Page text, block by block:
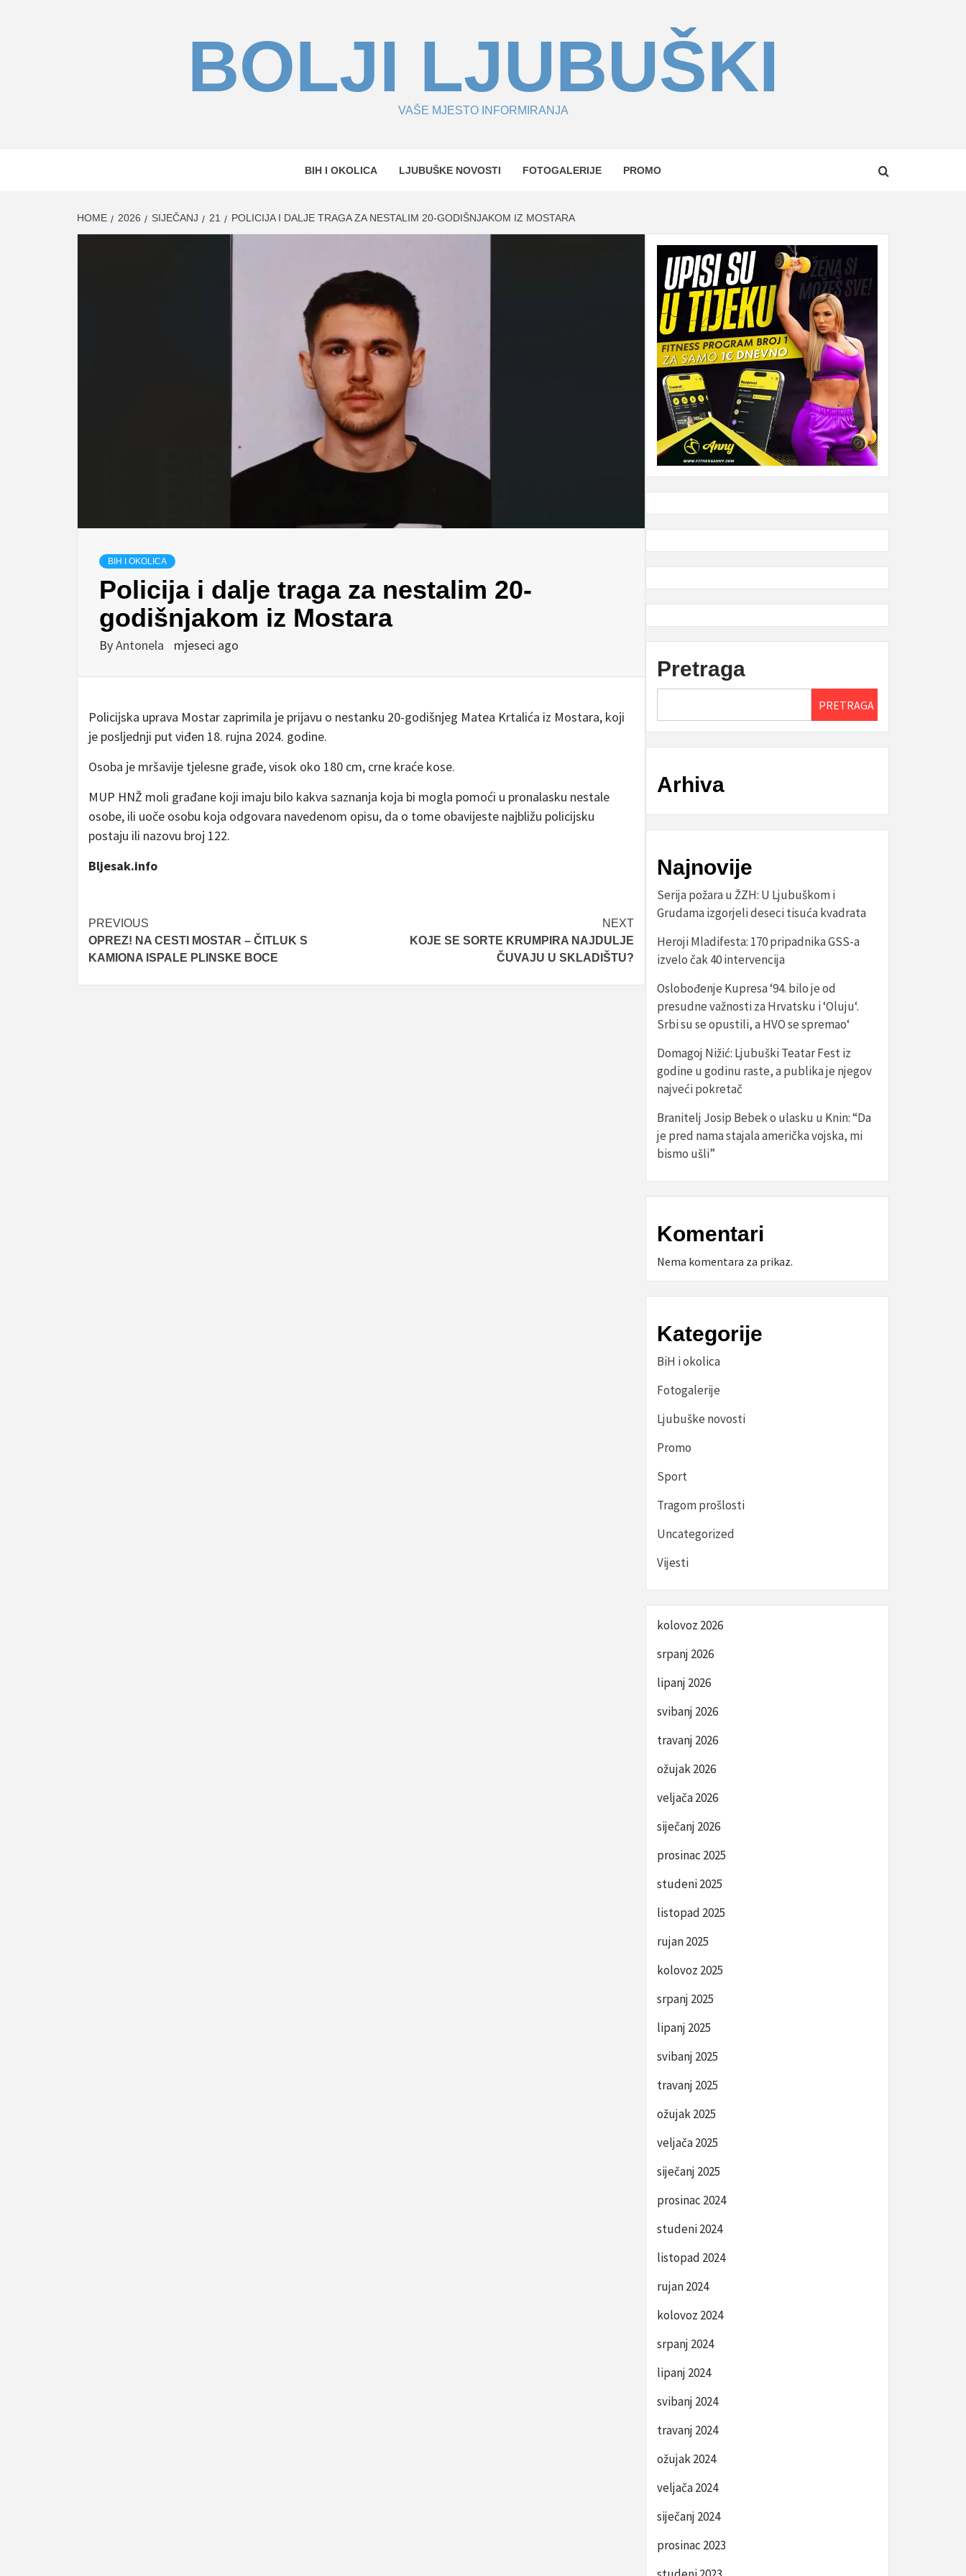
BOLJI LJUBUŠKI
VAŠE MJESTO INFORMIRANJA
BIH I OKOLICA LJUBUŠKE NOVOSTI FOTOGALERIJE PROMO
HOME 2026 SIJEČANJ 21 POLICIJA I DALJE TRAGA ZA NESTALIM 20-GODIŠNJAKOM IZ MOSTARA
BIH I OKOLICA
Policija i dalje traga za nestalim 20-
godišnjakom iz Mostara
ByAntonela mjeseci ago
Policijska uprava Mostar zaprimila je prijavu o nestanku 20-godišnjeg Matea Krtalića iz Mostara, koji
je posljednji put viđen 18. rujna 2024. godine.
Osoba je mršavije tjelesne građe, visok oko 180 cm, crne kraće kose.
MUP HNŽ moli građane koji imaju bilo kakva saznanja koja bi mogla pomoći u pronalasku nestale
osobe, ili uoče osobu koja odgovara navedenom opisu, da o tome obavijeste najbližu policijsku
postaju ili nazovu broj 122.
Bljesak.info
Post
navigation
PREVIOUS
OPREZ! NA CESTI MOSTAR – ČITLUK S
KAMIONA ISPALE PLINSKE BOCE
NEXT
KOJE SE SORTE KRUMPIRA NAJDULJE
ČUVAJU U SKLADIŠTU?
Pretraga
PRETRAGA
Arhiva
Najnovije
Serija požara u ŽZH: U Ljubuškom i
Grudama izgorjeli deseci tisuća kvadrata
Heroji Mladifesta: 170 pripadnika GSS-a
izvelo čak 40 intervencija
Oslobođenje Kupresa ‘94. bilo je od
presudne važnosti za Hrvatsku i ‘Oluju‘.
Srbi su se opustili, a HVO se spremao‘
Domagoj Nižić: Ljubuški Teatar Fest iz
godine u godinu raste, a publika je njegov
najveći pokretač
Branitelj Josip Bebek o ulasku u Knin: “Da
je pred nama stajala američka vojska, mi
bismo ušli”
Komentari
Nema komentara za prikaz.
Kategorije
BiH i okolica
Fotogalerije
Ljubuške novosti
Promo
Sport
Tragom prošlosti
Uncategorized
Vijesti
kolovoz 2026
srpanj 2026
lipanj 2026
svibanj 2026
travanj 2026
ožujak 2026
veljača 2026
siječanj 2026
prosinac 2025
studeni 2025
listopad 2025
rujan 2025
kolovoz 2025
srpanj 2025
lipanj 2025
svibanj 2025
travanj 2025
ožujak 2025
veljača 2025
siječanj 2025
prosinac 2024
studeni 2024
listopad 2024
rujan 2024
kolovoz 2024
srpanj 2024
lipanj 2024
svibanj 2024
travanj 2024
ožujak 2024
veljača 2024
siječanj 2024
prosinac 2023